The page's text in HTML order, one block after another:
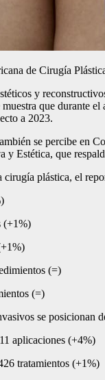
de Cirugía
y
muestra que durante
a 2023.
se percibe en
Estética, que
plástica, el
(+1%)
(=)
(=)
se posicionan
aplicaciones (+4%)
tratamientos (+1%)